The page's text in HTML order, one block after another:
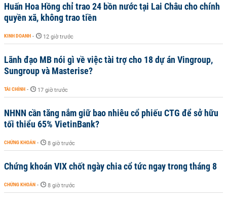
Huấn Hoa Hồng chỉ trao 24 bồn nước tại Lai Châu cho chính
quyền xã, không trao tiền
KINH DOANH - 12 giờ trước
Lãnh đạo MB nói gì về việc tài trợ cho 18 dự án Vingroup,
Sungroup và Masterise?
TÀI CHÍNH - 17 giờ trước
NHNN cần tăng nắm giữ bao nhiêu cổ phiếu CTG để sở hữu
tối thiểu 65% VietinBank?
CHỨNG KHOÁN - 8 giờ trước
Chứng khoán VIX chốt ngày chia cổ tức ngay trong tháng 8
CHỨNG KHOÁN - 8 giờ trước